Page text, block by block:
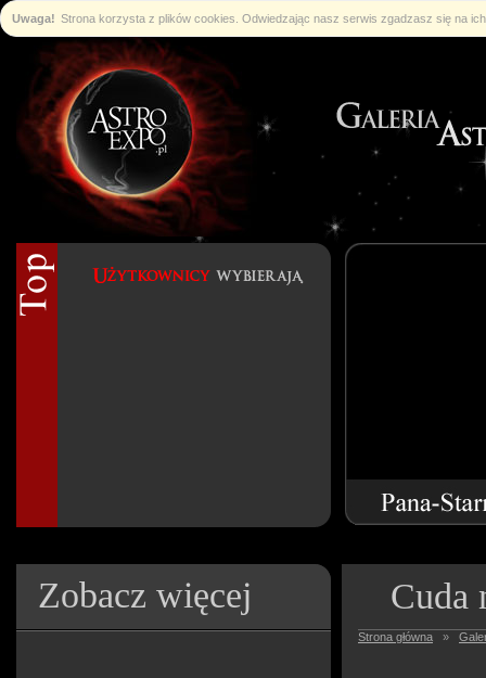
Uwaga! Strona korzysta z plików cookies. Odwiedzając nasz serwis zgadzasz się na
Zobacz więcej Cuda
Strona główna »